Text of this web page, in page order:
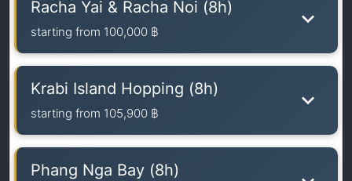
Racha Yai & Racha Noi (8h)
starting from 100,000 ฿
Krabi Island Hopping (8h)
starting from 105,900 ฿
Phang Nga Bay (8h)